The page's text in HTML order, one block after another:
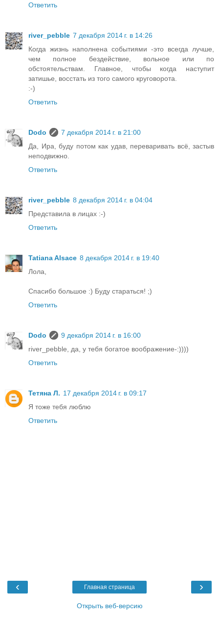
Ответить
river_pebble 7 декабря 2014 г. в 14:26
Когда жизнь наполнена событиями -это всегда лучше,
чем полное бездействие, вольное или по
обстоятельствам. Главное, чтобы когда наступит
затишье, восстать из того самого круговорота.
:-)
Ответить
Dodo
7 декабря 2014 г. в 21:00
Да, Ира, буду потом как удав, переваривать всё, застыв
неподвижно.
Ответить
river_pebble 8 декабря 2014 г. в 04:04
Представила в лицах :-)
Ответить
Tatiana Alsace 8 декабря 2014 г. в 19:40
Лола,
Спасибо большое :) Буду стараться! ;)
Ответить
Dodo
9 декабря 2014 г. в 16:00
river_pebble, да, у тебя богатое воображение-:))))
Ответить
Тетяна Л. 17 декабря 2014 г. в 09:17
Я тоже тебя люблю
Ответить
‹ ›
Главная страница
Открыть веб-версию